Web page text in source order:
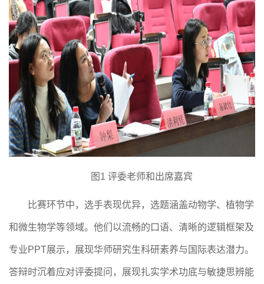
图 1 评委老师和出席嘉宾
比赛环节中，选手表现优异，选题涵盖动物学、植物学
和微生物学等领域。他们以流畅的口语、清晰的逻辑框架及
专业PPT展示，展现华师研究生科研素养与国际表达潜力。
答辩时沉着应对评委提问，展现扎实学术功底与敏捷思辨能